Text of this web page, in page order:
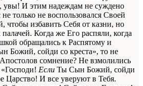
увы! И этим надеждам не суждено
только не воспользовался Своей
чтобы избавить Себя от казни, но
Когда же Его распяли, когда
обращались к Распятому и
Божий, сойди со креста», то не
сомнение? Не взмолились
Если Ты Сын Божий, сойди
Царство! И все уверуют в Тебя.